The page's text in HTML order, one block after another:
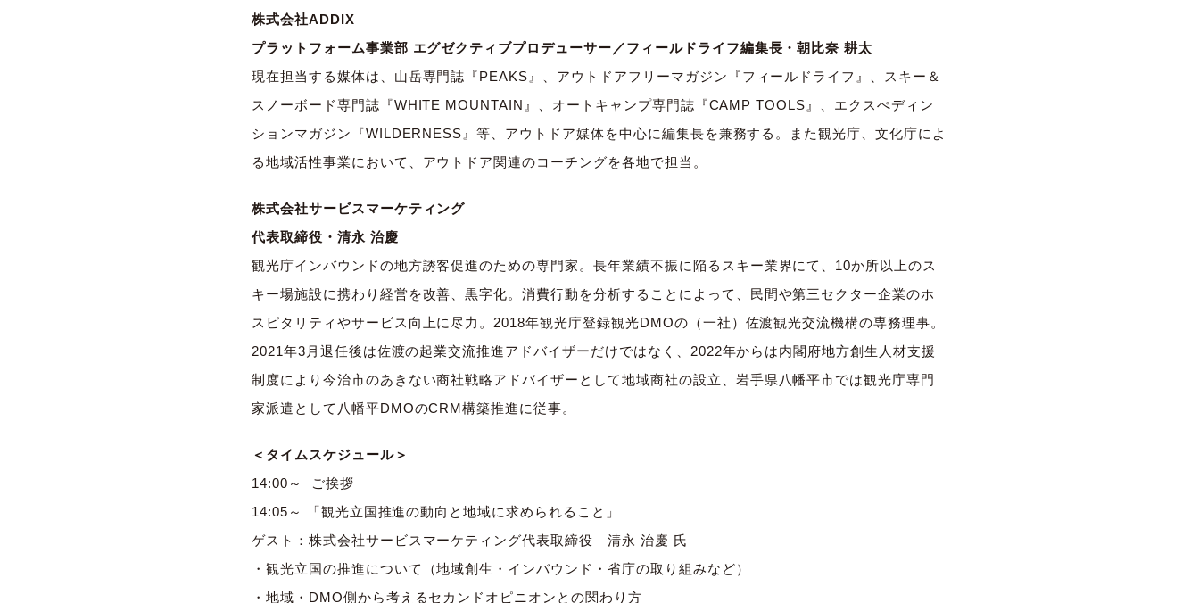
株式会社ADDIX
プラットフォーム事業部 エグゼクティブプロデューサー／フィールドライフ編集長・朝比奈 耕太
現在担当する媒体は、山岳専門誌『PEAKS』、アウトドアフリーマガジン『フィールドライフ』、スキー＆
スノーボード専門誌『WHITE MOUNTAIN』、オートキャンプ専門誌『CAMP TOOLS』、エクスぺディン
ションマガジン『WILDERNESS』等、アウトドア媒体を中心に編集長を兼務する。また観光庁、文化庁によ
る地域活性事業において、アウトドア関連のコーチングを各地で担当。
株式会社サービスマーケティング
代表取締役・清永 治慶
観光庁インバウンドの地方誘客促進のための専門家。長年業績不振に陥るスキー業界にて、10か所以上のス
キー場施設に携わり経営を改善、黒字化。消費行動を分析することによって、民間や第三セクター企業のホ
スピタリティやサービス向上に尽力。2018年観光庁登録観光DMOの（一社）佐渡観光交流機構の専務理事。
2021年3月退任後は佐渡の起業交流推進アドバイザーだけではなく、2022年からは内閣府地方創生人材支援
制度により今治市のあきない商社戦略アドバイザーとして地域商社の設立、岩手県八幡平市では観光庁専門
家派遣として八幡平DMOのCRM構築推進に従事。
＜タイムスケジュール＞
14:00～ ご挨拶
14:05～ 「観光立国推進の動向と地域に求められること」
ゲスト：株式会社サービスマーケティング代表取締役 清永 治慶 氏
・観光立国の推進について（地域創生・インバウンド・省庁の取り組みなど）
・地域・DMO側から考えるセカンドオピニオンとの関わり方